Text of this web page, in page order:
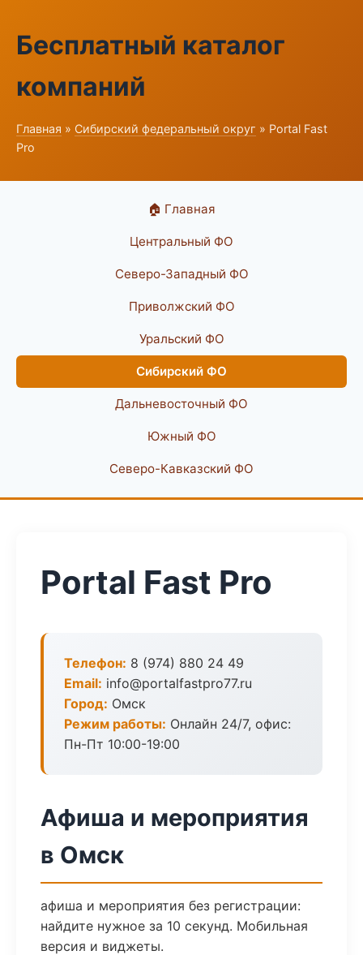
Бесплатный каталог
компаний
Главная » Сибирский федеральный округ » Portal Fast
Pro
🏠 Главная
Центральный ФО
Северо-Западный ФО
Приволжский ФО
Уральский ФО
Сибирский ФО
Дальневосточный ФО
Южный ФО
Северо-Кавказский ФО
Portal Fast Pro
Телефон: 8 (974) 880 24 49
Email: info@portalfastpro77.ru
Город: Омск
Режим работы: Онлайн 24/7, офис:
Пн-Пт 10:00-19:00
Афиша и мероприятия
в Омск
афиша и мероприятия без регистрации:
найдите нужное за 10 секунд. Мобильная
версия и виджеты.